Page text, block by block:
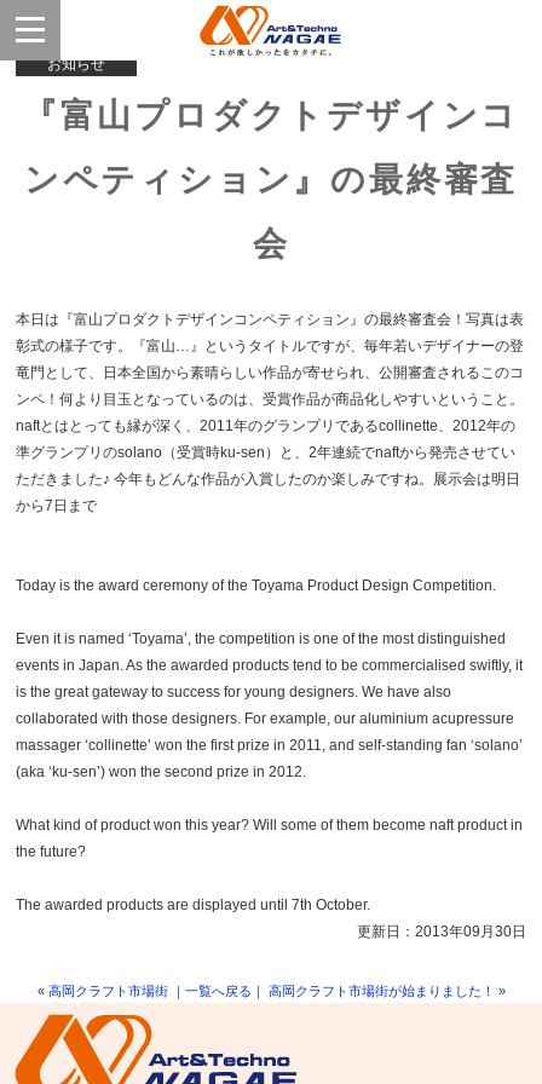
お知らせ
『富山プロダクトデザインコ
ンペティション』の最終審査
会
本日は『富山プロダクトデザインコンペティション』の最終審査会！写真は表
彰式の様子です。『富山…』というタイトルですが、毎年若いデザイナーの登
竜門として、日本全国から素晴らしい作品が寄せられ、公開審査されるこのコ
ンペ！何より目玉となっているのは、受賞作品が商品化しやすいということ。
naftとはとっても縁が深く、2011年のグランプリであるcollinette、2012年の
準グランプリのsolano（受賞時ku-sen）と、2年連続でnaftから発売させてい
ただきました♪ 今年もどんな作品が入賞したのか楽しみですね。展示会は明日
から7日まで
Today is the award ceremony of the Toyama Product Design Competition.
Even it is named ‘Toyama’, the competition is one of the most distinguished
events in Japan. As the awarded products tend to be commercialised swiftly, it
is the great gateway to success for young designers. We have also
collaborated with those designers. For example, our aluminium acupressure
massager ‘collinette’ won the first prize in 2011, and self-standing fan ‘solano’
(aka ‘ku-sen’) won the second prize in 2012.
What kind of product won this year? Will some of them become naft product in
the future?
The awarded products are displayed until 7th October.
更新日：2013年09月30日
« 高岡クラフト市場街｜ 一覧へ戻る ｜ 高岡クラフト市場街が始まりました！ »